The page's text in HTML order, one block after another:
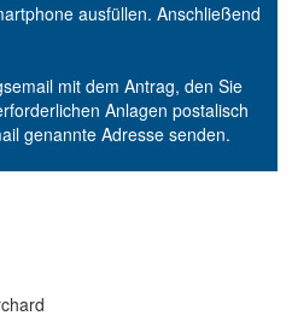
ausfüllen. Anschließend
mit dem Antrag, den Sie
Anlagen postalisch
genannte Adresse senden.